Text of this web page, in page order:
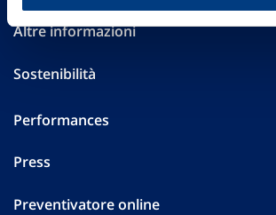
Altre informazioni
Sostenibilità
Performances
Press
Preventivatore online